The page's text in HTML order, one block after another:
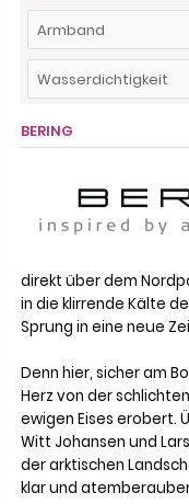
Armband
Wasserdichtigkeit
BERING
direkt über dem
in die klirrende Kälte
Sprung in eine neue
Denn hier, sicher am
Herz von der
ewigen Eises erobert.
Witt Johansen und
der arktischen
klar und